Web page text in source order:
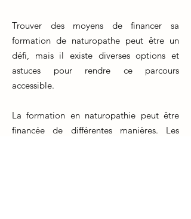
Trouver des moyens de financer sa
formation de naturopathe peut être un
défi, mais il existe diverses options et
astuces pour rendre ce parcours
accessible.
La formation en naturopathie peut être
financée de différentes manières. Les